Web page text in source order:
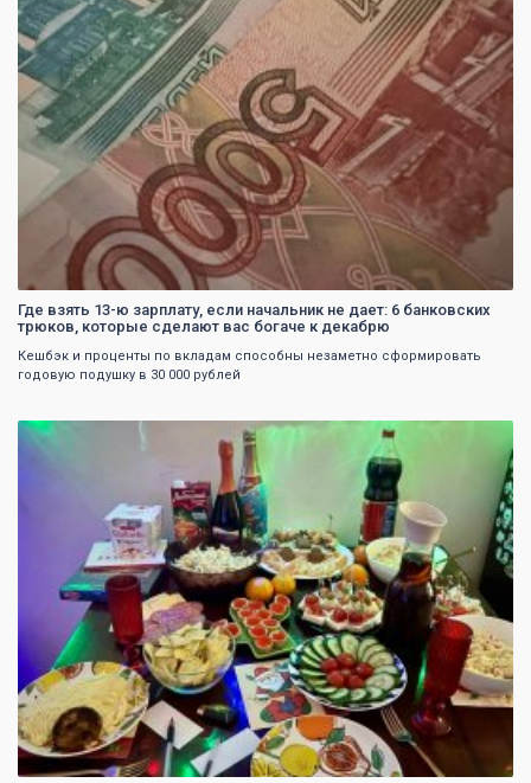
Где взять 13-ю зарплату, если начальник не дает: 6 банковских
трюков, которые сделают вас богаче к декабрю
Кешбэк и проценты по вкладам способны незаметно сформировать
годовую подушку в 30 000 рублей